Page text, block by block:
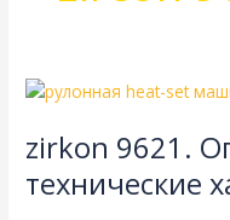
zirkon 9621.
технические
zirkon
Описание
технические